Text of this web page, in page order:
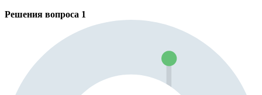
Решения вопроса 1